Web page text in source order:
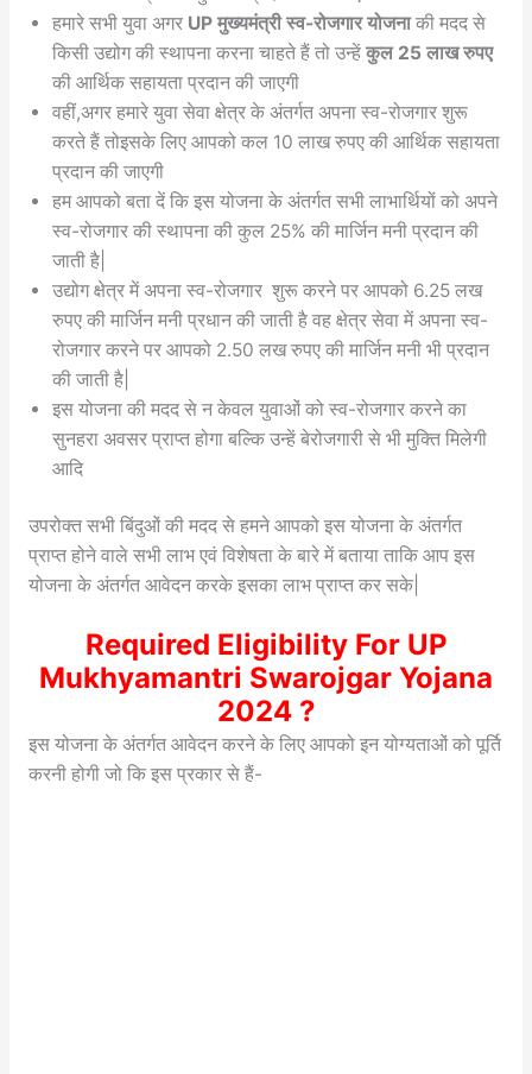
हमारे सभी युवा अगर UP मुख्यमंत्री स्व-रोजगार योजनाकी मदद से
किसी उद्योग की स्थापना करना चाहते हैं तो उन्हें कुल 25 लाख रुपए
की आर्थिक सहायता प्रदान की जाएगी
वहीं,अगर हमारे युवा सेवा क्षेत्र के अंतर्गत अपना स्व-रोजगार शुरू
करते हैं तोइसके लिए आपको कल 10 लाख रुपए की आर्थिक सहायता
प्रदान की जाएगी
हम आपको बता दें कि इस योजना के अंतर्गत सभी लाभार्थियों को अपने
स्व-रोजगार की स्थापना की कुल 25% की मार्जिन मनी प्रदान की
जाती है|
उद्योग क्षेत्र में अपना स्व-रोजगार शुरू करने पर आपको 6.25 लख
रुपए की मार्जिन मनी प्रधान की जाती है वह क्षेत्र सेवा में अपना स्व-
रोजगार करने पर आपको 2.50 लख रुपए की मार्जिन मनी भी प्रदान
की जाती है|
इस योजना की मदद से न केवल युवाओं को स्व-रोजगार करने का
सुनहरा अवसर प्राप्त होगा बल्कि उन्हें बेरोजगारी से भी मुक्ति मिलेगी
आदि
उपरोक्त सभी बिंदुओं की मदद से हमने आपको इस योजना के अंतर्गत
प्राप्त होने वाले सभी लाभ एवं विशेषता के बारे में बताया ताकि आप इस
योजना के अंतर्गत आवेदन करके इसका लाभ प्राप्त कर सके|
Required Eligibility For UP
Mukhyamantri Swarojgar Yojana
2024 ?
इस योजना के अंतर्गत आवेदन करने के लिए आपको इन योग्यताओं को पूर्ति
करनी होगी जो कि इस प्रकार से हैं-